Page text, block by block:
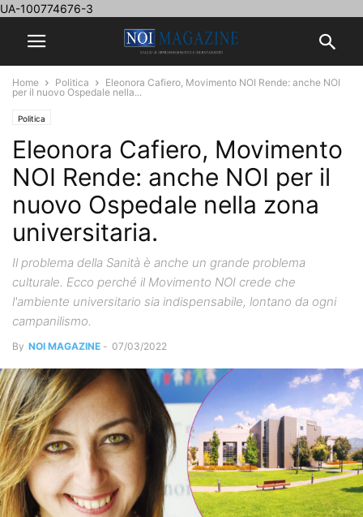
UA-100774676-3
Home Politica
Eleonora Cafiero, Movimento NOI Rende: anche NOI
per il nuovo Ospedale nella...
Politica
Eleonora Cafiero, Movimento
NOI Rende: anche NOI per il
nuovo Ospedale nella zona
universitaria.
Il problema della Sanità è anche un grande problema
culturale. Ecco perché il Movimento NOI crede che
l'ambiente universitario sia indispensabile, lontano da ogni
campanilismo.
By NOI MAGAZINE - 07/03/2022